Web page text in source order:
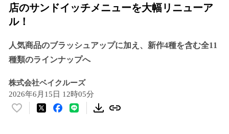
店のサンドイッチメニューを大幅リニューア
ル！
人気商品のブラッシュアップに加え、新作4種を含む全11
種類のラインナップへ
株式会社ベイクルーズ
2026年6月15日 12時05分
い